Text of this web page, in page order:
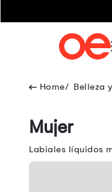
Belleza
Mujer
Labiales líquidos